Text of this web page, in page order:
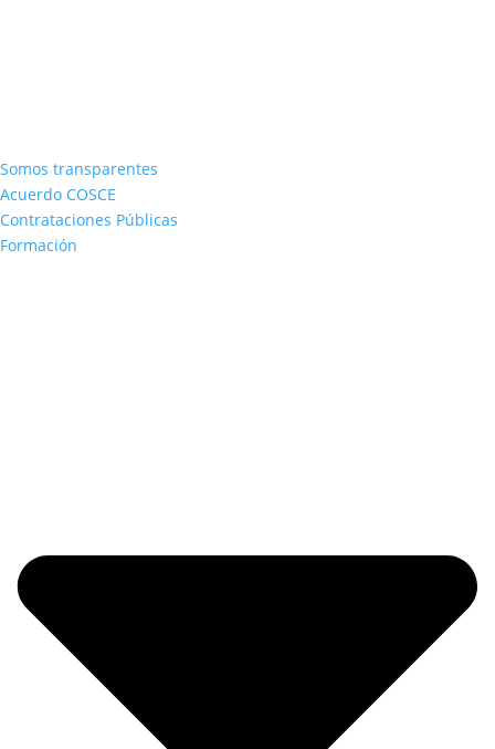
Somos transparentes
Acuerdo COSCE
Contrataciones Públicas
Formación